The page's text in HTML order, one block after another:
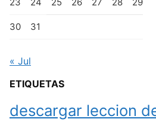
23 24 25 26 27 28 29
30 31
« Jul
ETIQUETAS
descargar leccion